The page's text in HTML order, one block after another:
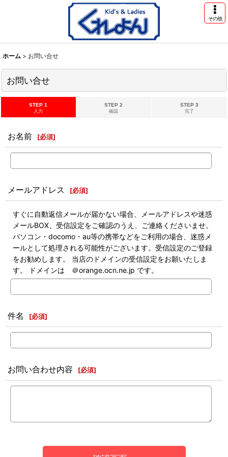
その他
ホーム > お問い合せ
お問い合せ
STEP 1
入力
STEP 2
確認
STEP 3
完了
お名前 [必須]
メールアドレス [必須]
すぐに自動返信メールが届かない場合、メールアドレスや迷惑
メールBOX、受信設定をご確認のうえ、ご連絡くださいませ。
パソコン・docomo・au等の携帯などをご利用の場合、迷惑メ
ールとして処理される可能性がございます。受信設定のご登録
をお勧めします。 当店のドメインの受信設定をお願いたしま
す。 ドメインは ＠orange.ocn.ne.jp です。
件名 [必須]
お問い合わせ内容 [必須]